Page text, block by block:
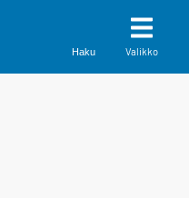
Haku Valikko